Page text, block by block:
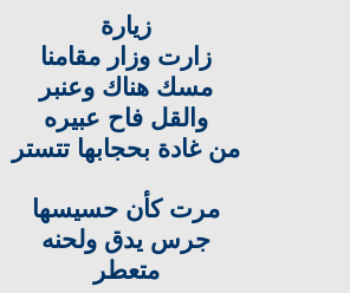
زيارة
زارت وزار مقامنا
مسك هناك وعنبر
والقل فاح عبيره
من غادة بحجابها تتستر
مرت كأن حسيسها
جرس يدق ولحنه
متعطر